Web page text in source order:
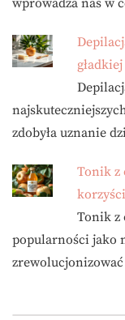
zdobyła uznanie
Tonik z
Tonik z
popularności jako